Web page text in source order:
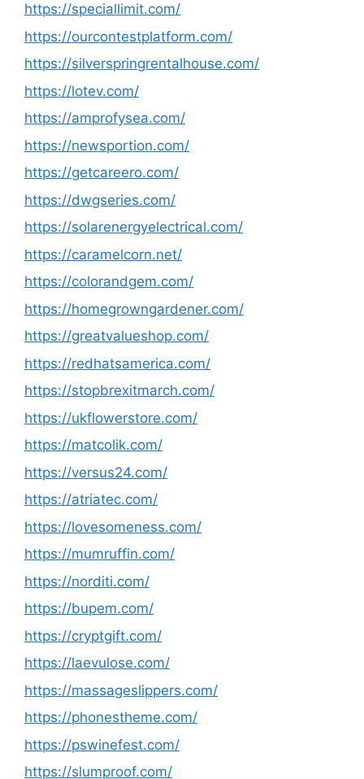
https://speciallimit.com/
https://ourcontestplatform.com/
https://silverspringrentalhouse.com/
https://lotev.com/
https://amprofysea.com/
https://newsportion.com/
https://getcareero.com/
https://dwgseries.com/
https://solarenergyelectrical.com/
https://caramelcorn.net/
https://colorandgem.com/
https://homegrowngardener.com/
https://greatvalueshop.com/
https://redhatsamerica.com/
https://stopbrexitmarch.com/
https://ukflowerstore.com/
https://matcolik.com/
https://versus24.com/
https://atriatec.com/
https://lovesomeness.com/
https://mumruffin.com/
https://norditi.com/
https://bupem.com/
https://cryptgift.com/
https://laevulose.com/
https://massageslippers.com/
https://phonestheme.com/
https://pswinefest.com/
https://slumproof.com/